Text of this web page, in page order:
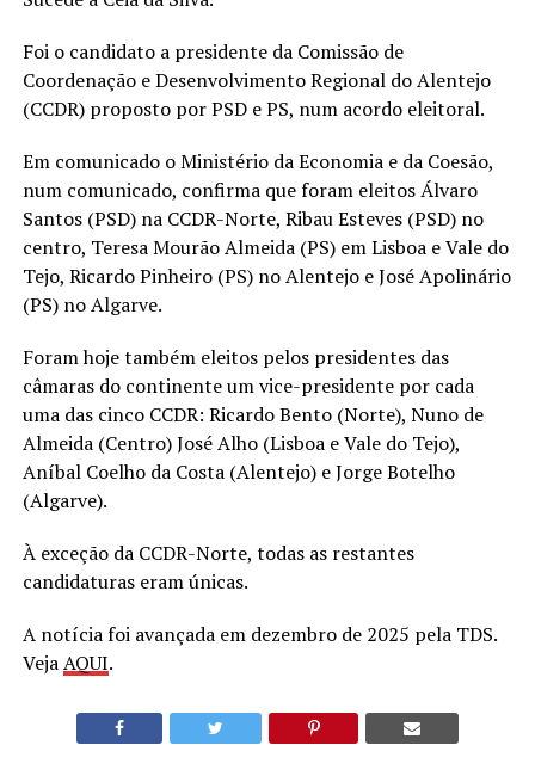
Foi o candidato a presidente da Comissão de
Coordenação e Desenvolvimento Regional do Alentejo
(CCDR) proposto por PSD e PS, num acordo eleitoral.
Em comunicado o Ministério da Economia e da Coesão,
num comunicado, confirma que foram eleitos Álvaro
Santos (PSD) na CCDR-Norte, Ribau Esteves (PSD) no
centro, Teresa Mourão Almeida (PS) em Lisboa e Vale do
Tejo, Ricardo Pinheiro (PS) no Alentejo e José Apolinário
(PS) no Algarve.
Foram hoje também eleitos pelos presidentes das
câmaras do continente um vice-presidente por cada
uma das cinco CCDR: Ricardo Bento (Norte), Nuno de
Almeida (Centro) José Alho (Lisboa e Vale do Tejo),
Aníbal Coelho da Costa (Alentejo) e Jorge Botelho
(Algarve).
À exceção da CCDR-Norte, todas as restantes
candidaturas eram únicas.
A notícia foi avançada em dezembro de 2025 pela TDS.
VejaAQUI.